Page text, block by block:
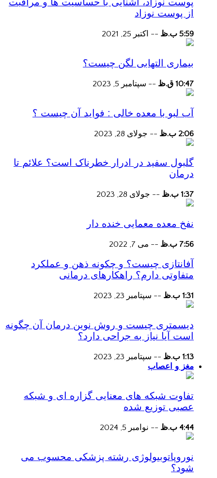
از پوست نوزاد
5:59 ب.ظ -- اکتبر 25, 2021
بیماری التهابی لگن چیست؟
10:47 ق.ظ -- سپتامبر 5, 2023
آب لبو با معده خالی : فواید آن چیست ؟
2:06 ب.ظ -- جولای 28, 2023
گلبول سفید در ادرار خطرناک است؟ علائم تا
درمان
1:37 ب.ظ -- جولای 28, 2023
نفخ معده معمایی خنده دار
7:56 ب.ظ -- می 7, 2022
آفانتازی چیست؟ و چکونه ذهن و عملکرد
متفاوتی دارم؟ راهکارهای درمانی
1:31 ب.ظ -- سپتامبر 23, 2023
دیسمتری چیست و روش نوین درمان آن چگونه
است آیا نیاز به جراحی دارد؟
1:13 ب.ظ -- سپتامبر 23, 2023
مغز و اعصاب
تفاوت شبکه های معنایی گزاره ای و شبکه
عصبی توزیع شده
4:44 ب.ظ -- نوامبر 5, 2024
نوروپاتوبیولوژی رشته پزشکی محسوب می
شود؟